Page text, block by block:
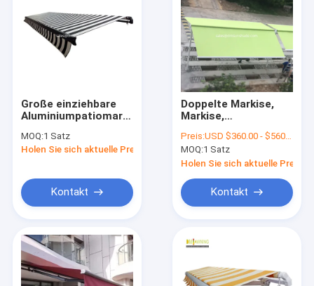
Große einziehbare
Aluminiumpatiomarkise,
Sonnenschutz der
Handelsmarkise
MOQ:1 Satz
Holen Sie sich aktuelle Preis
Kontakt
Doppelte Markise,
Markise,
doppelseitiges,
elektrisches
handbetriebenes
Preis:USD $360.00 - $560.00
MOQ:1 Satz
Holen Sie sich aktuelle Preis
Kontakt